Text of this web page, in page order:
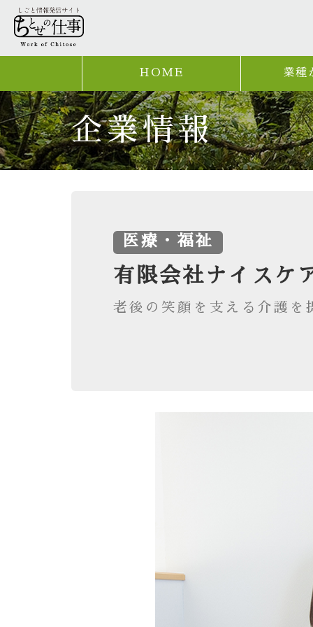
HOME 業種
企業情報
医療・福祉
有限会社ナイスケ
老後の笑顔を支える介護を